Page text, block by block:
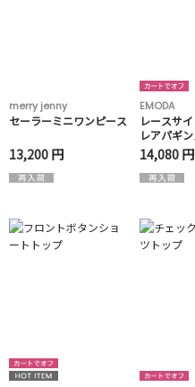
merry jenny
セーラーミニワンピース
13,200 円
EMODA
レースサ
レアパギ
14,080 円